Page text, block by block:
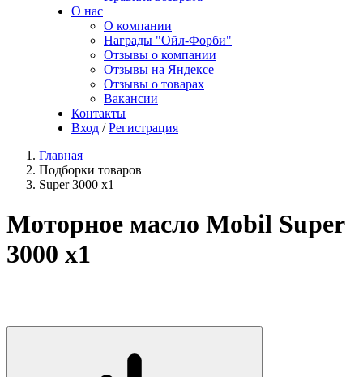
О нас
О компании
Награды "Ойл-Форби"
Отзывы о компании
Отзывы на Яндексе
Отзывы о товарах
Вакансии
Контакты
Вход / Регистрация
Главная
Подборки товаров
Super 3000 x1
Моторное масло Mobil Super
3000 x1